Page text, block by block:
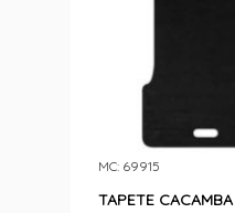
TAPETE
MC: 69915